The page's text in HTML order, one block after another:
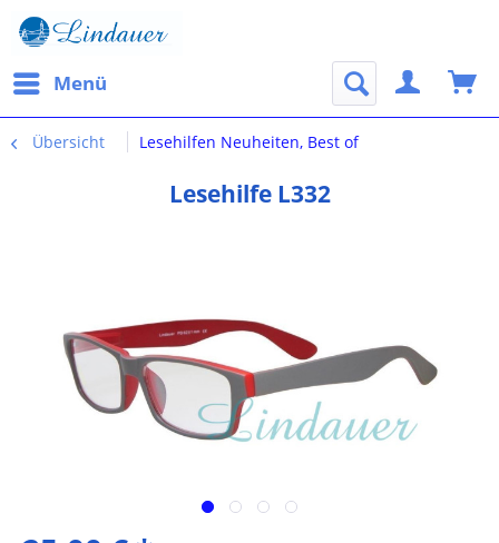
Menü
Übersicht Lesehilfen Neuheiten, Best of
Lesehilfe L332